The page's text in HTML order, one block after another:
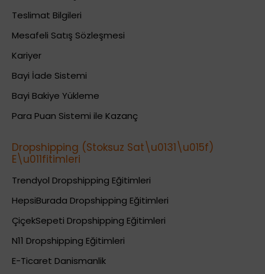
Teslimat Bilgileri
Mesafeli Satış Sözleşmesi
Kariyer
Bayi İade Sistemi
Bayi Bakiye Yükleme
Para Puan Sistemi ile Kazanç
Dropshipping (Stoksuz Sat\u0131\u015f)
E\u011fitimleri
Trendyol Dropshipping Eğitimleri
HepsiBurada Dropshipping Eğitimleri
ÇiçekSepeti Dropshipping Eğitimleri
N11 Dropshipping Eğitimleri
E-Ticaret Danismanlik